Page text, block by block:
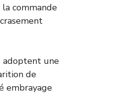
commande
adoptent une
de
embrayage